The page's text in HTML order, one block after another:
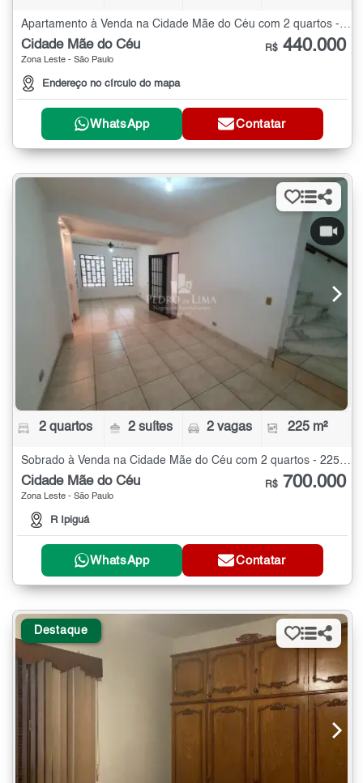
Apartamento à Venda na Cidade Mãe do Céu com 2 quartos - 38 m²
Cidade Mãe do Céu
Zona Leste - São Paulo
Endereço no círculo do mapa
R$ 440.000
WhatsApp Contatar
2 quartos 2 suítes 2 vagas 225 m²
Sobrado à Venda na Cidade Mãe do Céu com 2 quartos - 225 m²
Cidade Mãe do Céu
Zona Leste - São Paulo
R Ipiguá
R$ 700.000
WhatsApp Contatar
Destaque